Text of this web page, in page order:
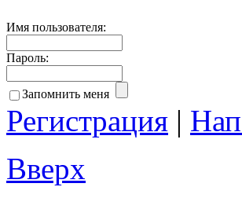
Имя пользователя:
Пароль:
Запомнить меня
Регистрация |
Вверх